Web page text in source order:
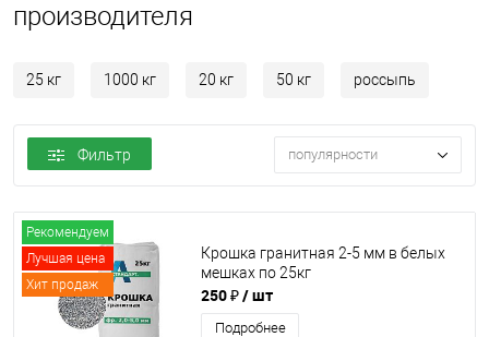
производителя
25 кг 1000 кг 20 кг 50 кг россыпь
Фильтр популярности
Рекомендуем
Лучшая цена
Хит продаж
Крошка гранитная 2-5 мм в белых
мешках по 25кг
250 ₽/ шт
Подробнее